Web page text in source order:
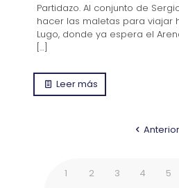
Partidazo. Al conjunto de
hacer las maletas para viajar
Lugo, donde ya espera el
[…]
Leer más
Anterior
1 2 3 4 5